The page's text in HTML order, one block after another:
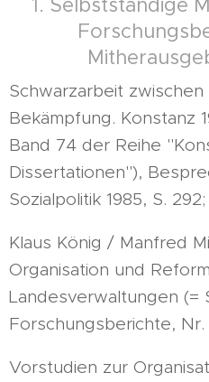
Schwarzarbeit
Bekämpfung. Konstanz
Band 74 der Reihe
Dissertationen"),
Sozialpolitik 1985, S. 292;
Klaus König / Manfred
Organisation und
Landesverwaltungen (=
Forschungsberichte, Nr.
Vorstudien zur